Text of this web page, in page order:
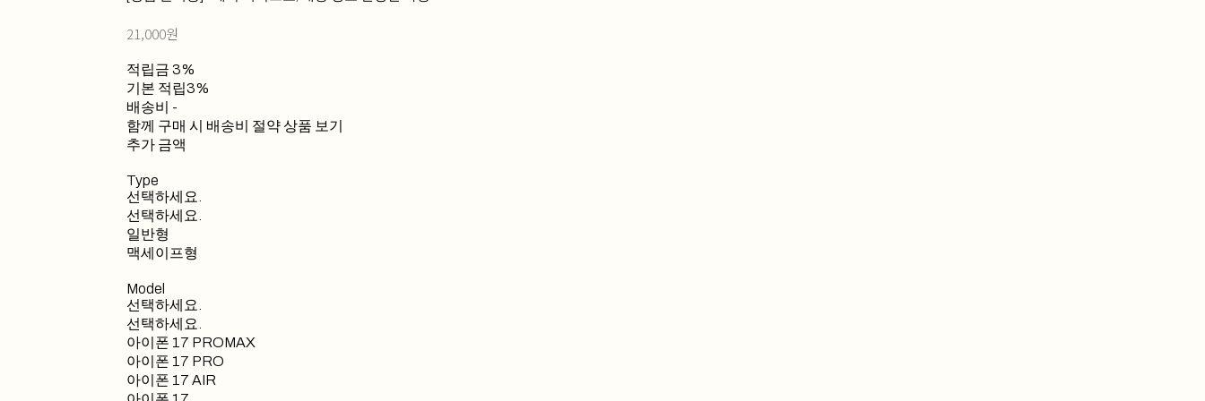
21,000원
적립금 3%
기본 적립3%
배송비 -
함께 구매 시 배송비 절약 상품 보기
추가 금액
Type
선택하세요.
선택하세요.
일반형
맥세이프형
Model
선택하세요.
선택하세요.
아이폰 17 PROMAX
아이폰 17 PRO
아이폰 17 AIR